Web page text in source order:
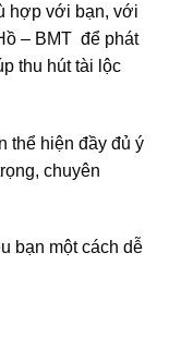
hợp với bạn, với
– BMT để phát
thu hút tài lộc
thể hiện đầy đủ ý
chuyên
bạn một cách dễ